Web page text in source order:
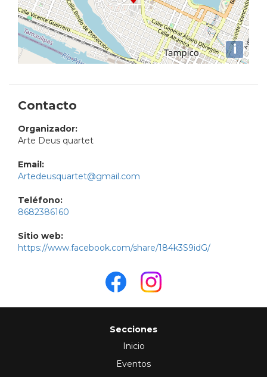
i
Contacto
Organizador:
Arte Deus quartet
Email:
Artedeusquartet@gmail.com
Teléfono:
8682386160
Sitio web:
https://www.facebook.com/share/184k3S9idG/
Secciones
Inicio
Eventos